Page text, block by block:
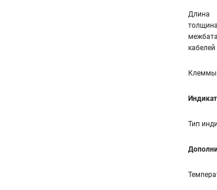
толщина
кабелей
Клеммы
Тип